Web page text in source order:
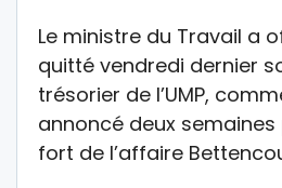
Le ministre du Travail a
quitté vendredi dernier
trésorier de l’UMP,
annoncé deux
fort de l’affaire